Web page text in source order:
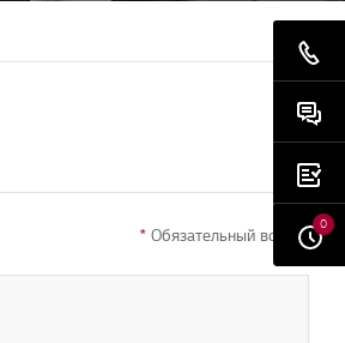
* Обязательный вопрос
0